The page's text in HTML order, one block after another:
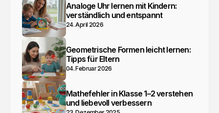
Analoge Uhr lernen mit Kindern:
verständlich und entspannt
24. April 2026
Geometrische Formen leicht lernen:
Tipps für Eltern
04. Februar 2026
Mathefehler in Klasse 1–2 verstehen
und liebevoll verbessern